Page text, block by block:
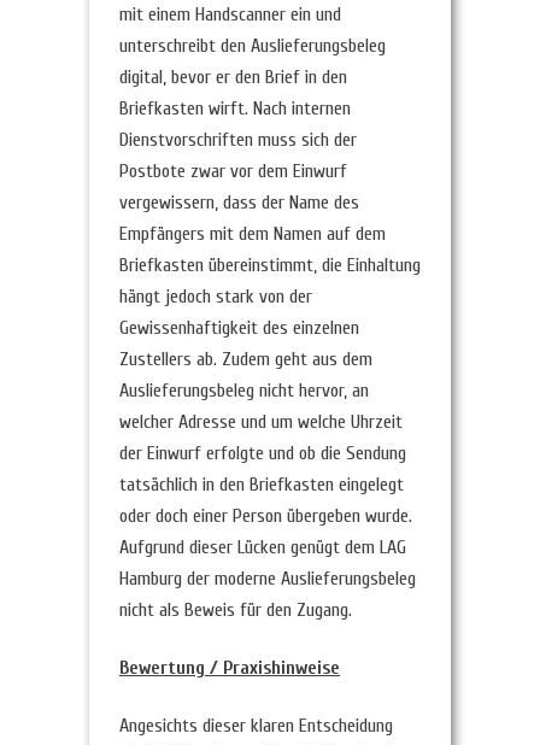
mit einem Handscanner ein und
unterschreibt den Auslieferungsbeleg
digital, bevor er den Brief in den
Briefkasten wirft. Nach internen
Dienstvorschriften muss sich der
Postbote zwar vor dem Einwurf
vergewissern, dass der Name des
Empfängers mit dem Namen auf dem
Briefkasten übereinstimmt, die Einhaltung
hängt jedoch stark von der
Gewissenhaftigkeit des einzelnen
Zustellers ab. Zudem geht aus dem
Auslieferungsbeleg nicht hervor, an
welcher Adresse und um welche Uhrzeit
der Einwurf erfolgte und ob die Sendung
tatsächlich in den Briefkasten eingelegt
oder doch einer Person übergeben wurde.
Aufgrund dieser Lücken genügt dem LAG
Hamburg der moderne Auslieferungsbeleg
nicht als Beweis für den Zugang.
Bewertung / Praxishinweise
Angesichts dieser klaren Entscheidung